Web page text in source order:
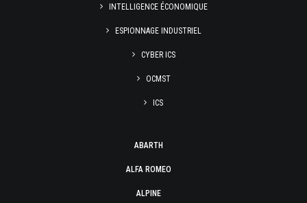
INTELLIGENCE ÉCONOMIQUE
ESPIONNAGE INDUSTRIEL
CYBER ICS
OCMST
ICS
ABARTH
ALFA ROMEO
ALPINE